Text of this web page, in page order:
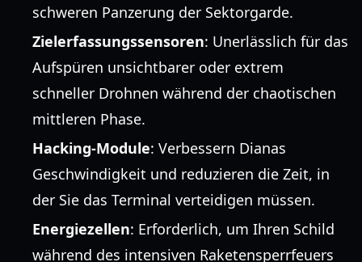
schweren Panzerung der Sektorgarde.
Zielerfassungssensoren: Unerlässlich für das
Aufspüren unsichtbarer oder extrem
schneller Drohnen während der chaotischen
mittleren Phase.
Hacking-Module: Verbessern Dianas
Geschwindigkeit und reduzieren die Zeit, in
der Sie das Terminal verteidigen müssen.
Energiezellen: Erforderlich, um Ihren Schild
während des intensiven Raketensperrfeuers